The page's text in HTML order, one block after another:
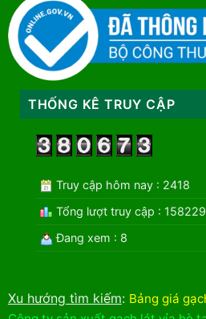
THỐNG KÊ TRUY CẬP
Truy cập hôm nay : 2418
Tổng lượt truy cập :
Đang xem : 8
Xu hướng tìm kiếm: Bảng giá